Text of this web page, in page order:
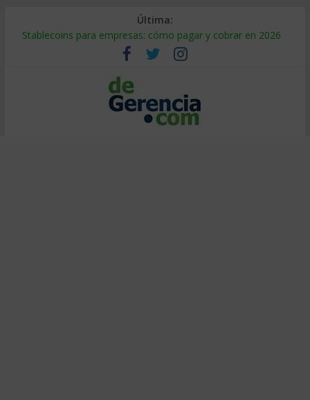
Última:
Stablecoins para empresas: cómo pagar y cobrar en 2026
Despido silencioso: qué es y por qué sale tan caro
IA en selección de personal: cómo auditarla a tiempo
Trabajo forzoso en la cadena de suministro: qué hacer
Mercado hispano de EE. UU.: cómo segmentarlo y venderle